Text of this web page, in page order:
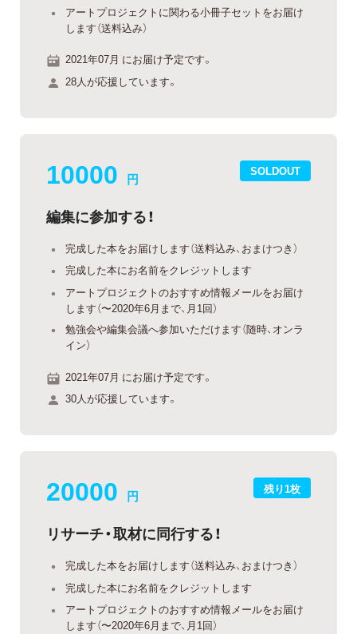
アートプロジェクトに関わる小冊子セットをお届け
します（送料込み）
2021年07月 にお届け予定です。
28人が応援しています。
SOLDOUT
10000 円
編集に参加する！
完成した本をお届けします（送料込み、おまけつき）
完成した本にお名前をクレジットします
アートプロジェクトのおすすめ情報メールをお届け
します（〜2020年6月まで、月1回）
勉強会や編集会議へ参加いただけます（随時、オンラ
イン）
2021年07月 にお届け予定です。
30人が応援しています。
残り1枚
20000 円
リサーチ・取材に同行する！
完成した本をお届けします（送料込み、おまけつき）
完成した本にお名前をクレジットします
アートプロジェクトのおすすめ情報メールをお届け
します（〜2020年6月まで、月1回）